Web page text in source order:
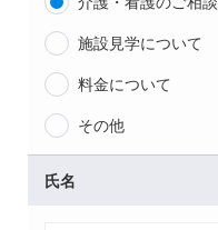
施設見学について
料金について
その他
氏名